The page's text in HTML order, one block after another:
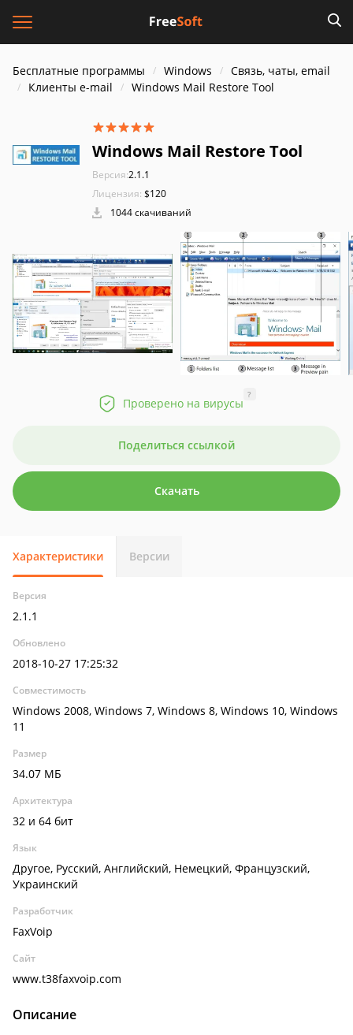
Бесплатные программы Windows
Связь, чаты, email
Клиенты e-mail
Windows Mail Restore Tool
Windows Mail Restore Tool
Версия:2.1.1
Лицензия: $120
1044 скачиваний
Проверено на вирусы
?
Поделиться ссылкой
Скачать
Характеристики Версии
Версия
2.1.1
Обновлено
2018-10-27 17:25:32
Совместимость
Windows 2008, Windows 7, Windows 8, Windows 10, Windows
11
Размер
34.07 МБ
Архитектура
32 и 64 бит
Язык
Другое, Русский, Английский, Немецкий, Французский,
Украинский
Разработчик
FaxVoip
Сайт
www.t38faxvoip.com
Описание